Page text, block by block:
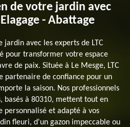
de votre jardin avec
- Abattage
avec les experts de LTC
pour transformer votre espace
de paix. Située à Le Mesge, LTC
partenaire de confiance pour un
la saison. Nos professionnels
basés à 80310, mettent tout en
et adapté à vos
fleuri, d'un gazon impeccable ou